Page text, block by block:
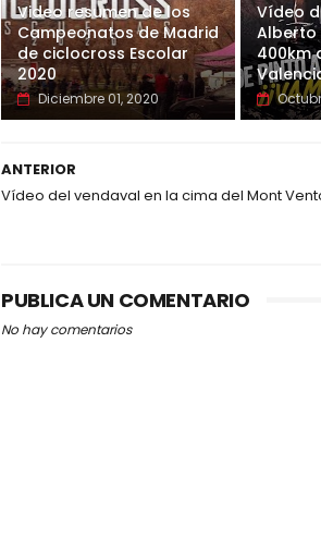
Video resumen de los
Campeonatos de Madrid
de ciclocross Escolar
2020
Diciembre 01, 2020
Vídeo
Alberto
400km
ANTERIOR
Vídeo del vendaval en la cima del Mont
PUBLICA UN COMENTARIO
No hay comentarios